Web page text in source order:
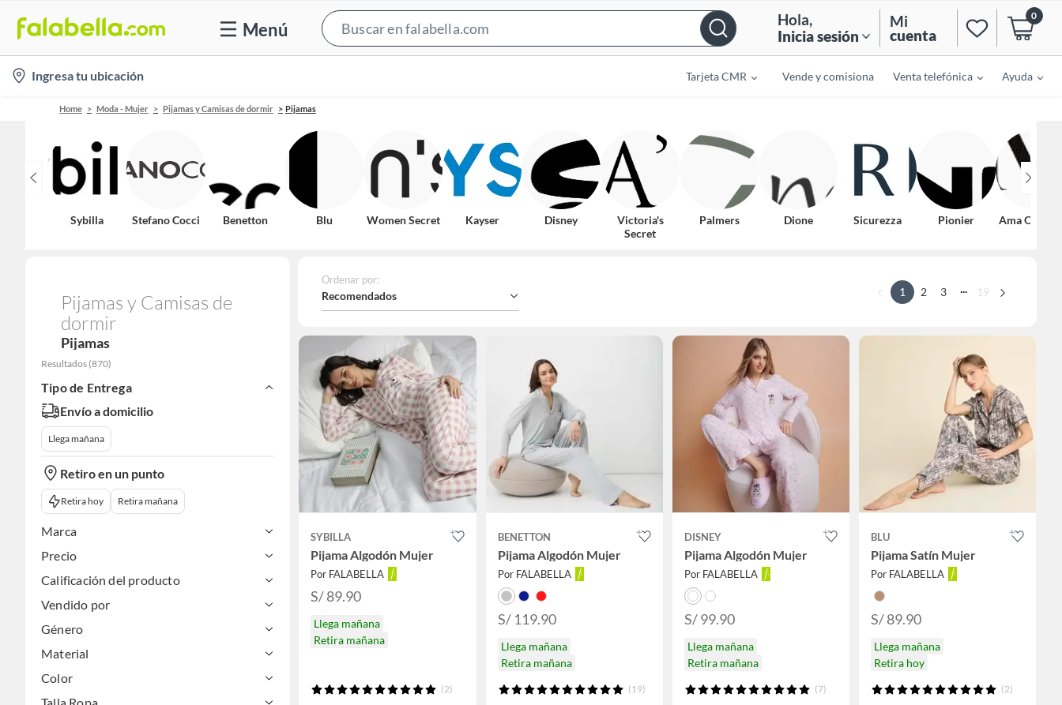
Menú
Bar
Hola,
Inicia sesión
Mi
cuenta
0
location-
icon
Ingresa tu ubicación Tarjeta CMR Vende y comisiona Venta telefónica Ayuda
Home Moda - Mujer Pijamas y Camisas de dormir Pijamas
Sybilla Stefano Cocci Benetton Blu Women Secret Kayser Disney
Victoria's
Secret
Palmers Dione Sicurezza Pionier Ama
Pijamas y Camisas de
dormir
Pijamas
Resultados (870)
Tipo de Entrega
Envío a domicilio
Llega mañana
Retiro en un punto
Retira hoy Retira mañana
Marca
Precio
Calificación del producto
Vendido por
Género
Material
Color
Ordenar por:
Recomendados 1 2 3 ... 19
SYBILLA
Pijama Algodón Mujer
Por FALABELLA
S/ 89.90
Llega mañana
Retira mañana
(2)
BENETTON
Pijama Algodón Mujer
Por FALABELLA
S/ 119.90
Llega mañana
Retira mañana
(19)
DISNEY
Pijama Algodón Mujer
Por FALABELLA
S/ 99.90
Llega mañana
Retira mañana
(7)
BLU
Pijama Satín Mujer
Por FALABELLA
S/ 89.90
Llega mañana
Retira hoy
(2)